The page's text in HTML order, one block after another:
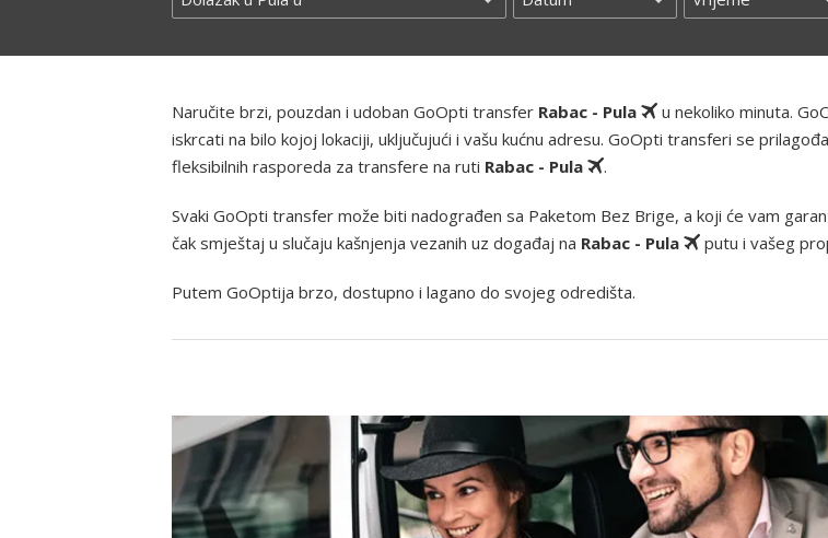
Naručite brzi, pouzdan i udoban GoOpti transfer Rabac - Pula
u nekoliko minuta.
iskrcati na bilo kojoj lokaciji, uključujući i vašu kućnu adresu. GoOpti transferi se
fleksibilnih rasporeda za transfere na ruti Rabac - Pula .
Svaki GoOpti transfer može biti nadograđen sa Paketom Bez Brige, a koji će vam
čak smještaj u slučaju kašnjenja vezanih uz događaj na Rabac - Pula putu i vašeg
Putem GoOptija brzo, dostupno i lagano do svojeg odredišta.